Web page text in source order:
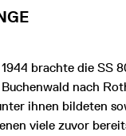
brachte die SS
nach
ihnen bildeten
viele zuvor